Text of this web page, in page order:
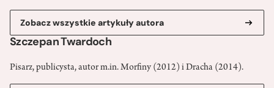
Zobacz wszystkie artykuły autora
Szczepan Twardoch
Pisarz, publicysta, autor m.in. Morfiny (2012) i Dracha (2014).